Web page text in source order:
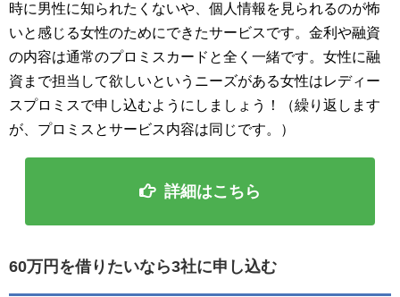
時に男性に知られたくないや、個人情報を見られるのが怖
いと感じる女性のためにできたサービスです。金利や融資
の内容は通常のプロミスカードと全く一緒です。女性に融
資まで担当して欲しいというニーズがある女性はレディー
スプロミスで申し込むようにしましょう！（繰り返します
が、プロミスとサービス内容は同じです。）
詳細はこちら
60万円を借りたいなら3社に申し込む